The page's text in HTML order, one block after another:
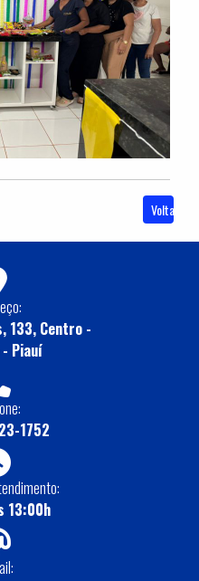
Voltar
133, Centro -
- Piauí
1752
13:00h